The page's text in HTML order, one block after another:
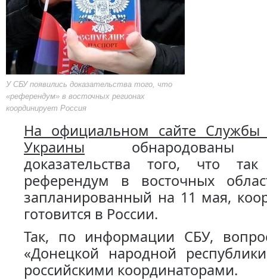
У СБУ появились доказательства того, что
«референдум» в восточных регионах
координирует Россия
На официальном сайте Службы
Украины обнародованы
доказательства того, что
референдум в восточных
запланированный на 11 мая,
готовится в России.
Так, по информации СБУ,
«Донецкой народной
российскими координаторами.